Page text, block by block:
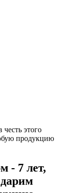
этого
продукцию
- 7 лет,